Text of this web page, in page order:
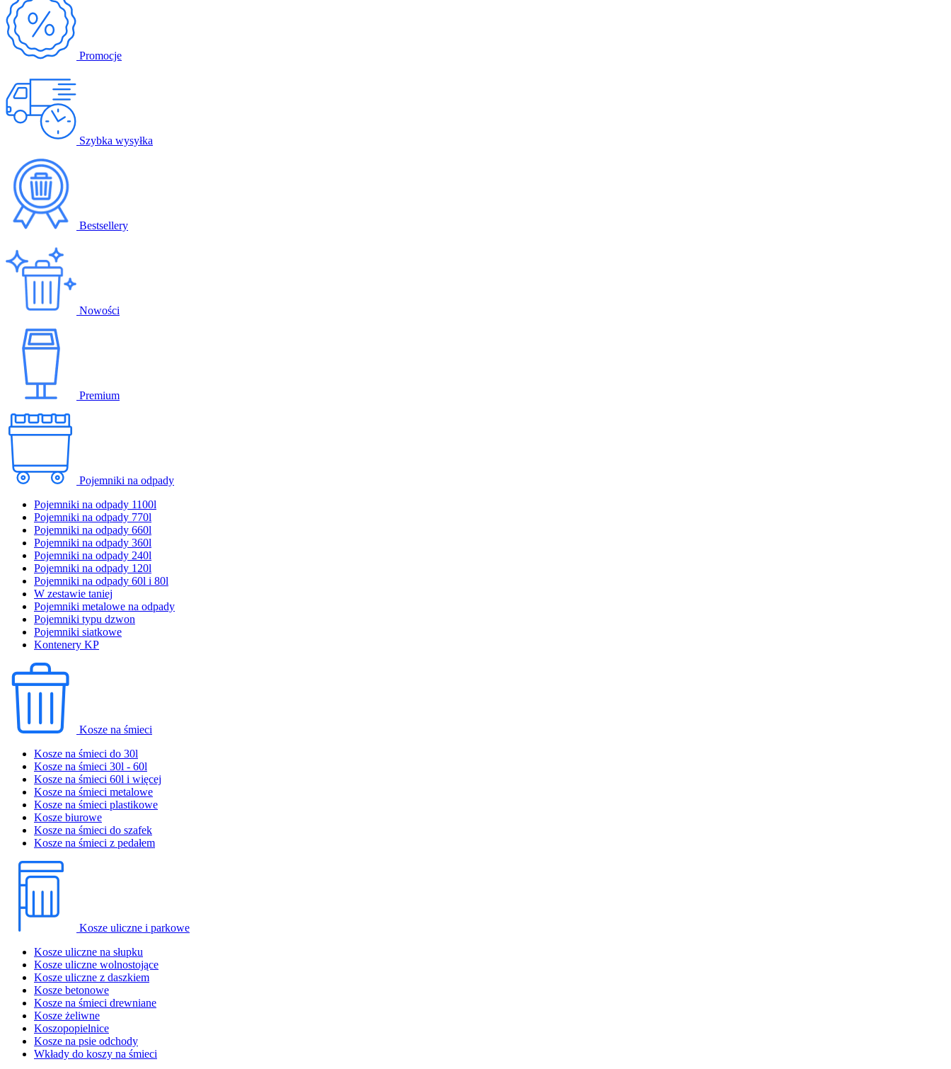
Promocje
Szybka wysyłka
Bestsellery
Nowości
Premium
Pojemniki na odpady
Pojemniki na odpady 1100l
Pojemniki na odpady 770l
Pojemniki na odpady 660l
Pojemniki na odpady 360l
Pojemniki na odpady 240l
Pojemniki na odpady 120l
Pojemniki na odpady 60l i 80l
W zestawie taniej
Pojemniki metalowe na odpady
Pojemniki typu dzwon
Pojemniki siatkowe
Kontenery KP
Kosze na śmieci
Kosze na śmieci do 30l
Kosze na śmieci 30l - 60l
Kosze na śmieci 60l i więcej
Kosze na śmieci metalowe
Kosze na śmieci plastikowe
Kosze biurowe
Kosze na śmieci do szafek
Kosze na śmieci z pedałem
Kosze uliczne i parkowe
Kosze uliczne na słupku
Kosze uliczne wolnostojące
Kosze uliczne z daszkiem
Kosze betonowe
Kosze na śmieci drewniane
Kosze żeliwne
Koszopopielnice
Kosze na psie odchody
Wkłady do koszy na śmieci